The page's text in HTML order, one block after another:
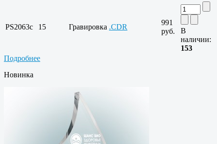
PS2063c 15 Гравировка .CDR
991
руб.
В
наличии:
153
Подробнее
Новинка